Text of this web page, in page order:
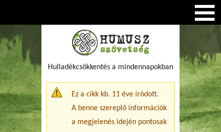
Hulladékcsökkentés a mindennapokban
Figyelmeztető üzenet
Ez a cikk kb. 11 éve íródott.
A benne szereplő információk
a megjelenés idején pontosak